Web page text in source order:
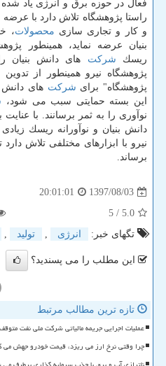
فعال در حوزه برق و انرژی یاد
راستا پژوهشگاه تلاش دارد با
و كار و تجاری سازی محصولات،
بنیان عرضه نماید، همینطور
ریسك شركت های دانش
پژوهشگاه نیرو همینطور از
پژوهشگاه" برای شركت های دانش
این بسته حمایتی سبب می شود،
نوآوری را به ثمر برسانند. با عنایت
دانش بنیان و نوآورانه ریسك
نیرو با ابزارهای مختلفی تلاش
برساند.
1397/08/03
20:01:01
5.0
/ 5
تگهای خبر:
انرژی , تولید ,
این مطلب را می پسندید؟
تازه ترین مطالب مرتبط
عملیات اجرایی جریمه مالیاتی شرکت ملی نفت
چرا وقتی نرخ ارز می ریزد، قیمت خودرو جهش می